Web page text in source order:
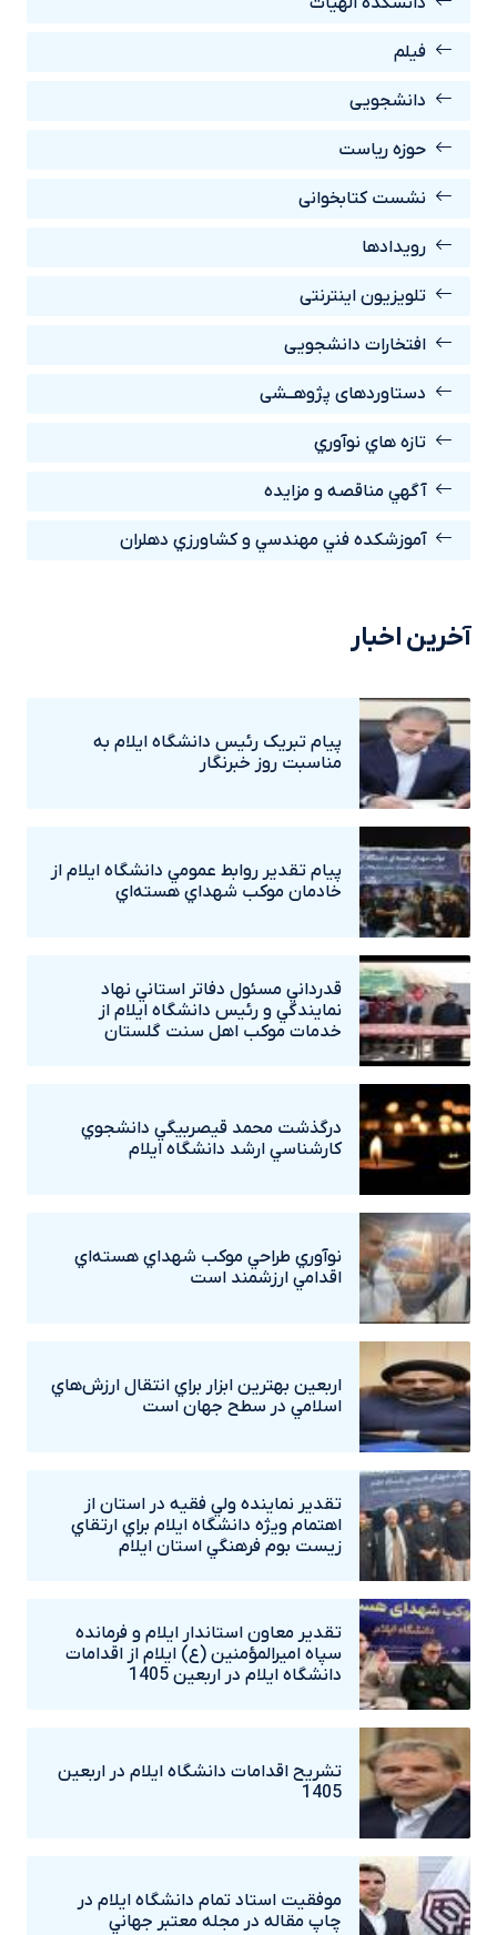
فیلم
دانشجویی
حوزه ریاست
نشست کتابخوانی
رويدادها
تلویزیون اینترنتی
افتخارات دانشجویی
دستاوردهای پژوهــشی
تازه هاي نوآوري
آگهي مناقصه و مزايده
آموزشکده فني مهندسي و کشاورزي دهلران
آخرین اخبار
پيام تبريک رئيس دانشگاه ايلام به
مناسبت روز خبرنگار
پيام تقدير روابط عمومي دانشگاه ايلام از
خادمان موکب شهداي هسته‌اي
قدرداني مسئول دفاتر استاني نهاد
نمايندگي و رئيس دانشگاه ايلام از
خدمات موکب اهل سنت گلستان
درگذشت محمد قيصربيگي دانشجوي
کارشناسي ارشد دانشگاه ايلام
نوآوري طراحي موکب شهداي هسته‌اي
اقدامي ارزشمند است
اربعين بهترين ابزار براي انتقال ارزش‌هاي
اسلامي در سطح جهان است
تقدير نماينده ولي فقيه در استان از
اهتمام ويژه دانشگاه‌ ايلام براي ارتقاي
زيست بوم فرهنگي استان ايلام
تقدير معاون استاندار ايلام و فرمانده
سپاه اميرالمؤمنين (ع) ايلام از اقدامات
دانشگاه ايلام در اربعين 1405
تشريح اقدامات دانشگاه ايلام در اربعين
1405
موفقيت استاد تمام دانشگاه ايلام در
چاپ مقاله در مجله معتبر جهاني